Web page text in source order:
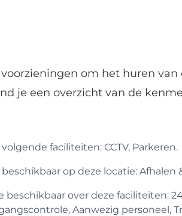
om het huren
je een overzicht van de
faciliteiten: CCTV, Parkeren.
op deze locatie: Afhalen
over deze faciliteiten:
Aanwezig personeel,